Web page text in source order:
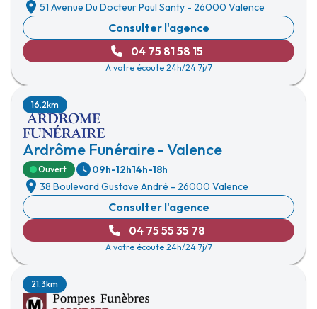
51 Avenue Du Docteur Paul Santy - 26000 Valence
Consulter l'agence
04 75 81 58 15
A votre écoute 24h/24 7j/7
Ardrôme Funéraire - Valence
16.2km
Ouvert 09h-12h14h-18h
38 Boulevard Gustave André - 26000 Valence
Consulter l'agence
04 75 55 35 78
A votre écoute 24h/24 7j/7
21.3km